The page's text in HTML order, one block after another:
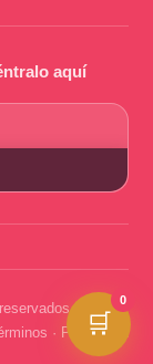
aquí
· Privacidad
🛒
0